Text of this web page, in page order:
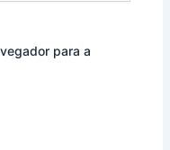
para a